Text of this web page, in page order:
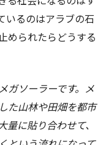
いるのはアラブの石
められたらどうする
ガソーラーです。メ
た山林や田畑を都市
に貼り合わせて、